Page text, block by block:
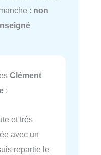
: non
Clément
:
et très
avec un
repartie le